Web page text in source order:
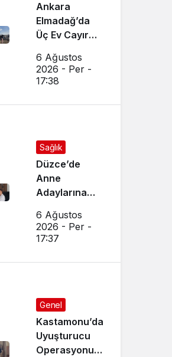
Ankara
Elmadağ’da
Üç Ev Cayır
6 Ağustos
2026 - Per -
17:38
Sağlık
Düzce’de
Anne
Adaylarına
Ziyaretleri
Yapılıyor
6 Ağustos
2026 - Per -
17:37
Genel
Kastamonu’da
Uyuşturucu
Operasyonu: